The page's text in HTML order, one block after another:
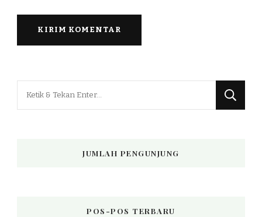
JUMLAH PENGUNJUNG
POS-POS TERBARU